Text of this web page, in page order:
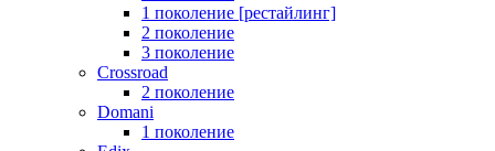
1 поколение [рестайлинг]
2 поколение
3 поколение
Crossroad
2 поколение
Domani
1 поколение